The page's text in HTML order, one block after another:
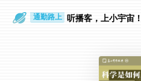
通勤路上 听播客，上小宇宙！